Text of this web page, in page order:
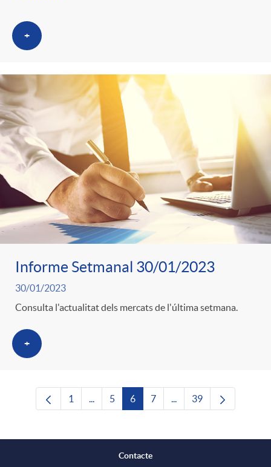
+
Informe Setmanal 30/01/2023
30/01/2023
Consulta l'actualitat dels mercats de l'última setmana.
+
Pàgina
1 ...Pàgines intermèdies Utilitzeu TAB per
Pàgina
5 Pàgina
6 Pàgina
7 ...Pàgines intermèdies
Pàgina
39
Contacte